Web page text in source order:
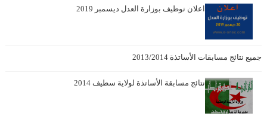
اعلان توظيف بوزارة العدل ديسمبر 2019
جميع نتائج مسابقات الأساتذة 2013/2014
نتائج مسابقة الأساتذة لولاية سطيف 2014